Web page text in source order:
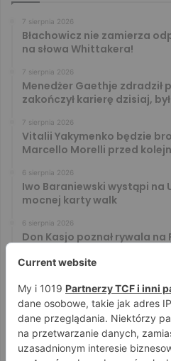
7 sierpnia 2026
Błachowicz nie zamierza
na słowa Whittakera!
7 sierpnia 2026
Menedżer Gaethje zdradził
zakończył karierę dzisiaj,
7 sierpnia 2026
Vitalii Yakymenko będzie
Marcello Morelli przed
6 sierpnia 2026
Iwo Baraniewski wystąpi na
mocnej karty walk
6 sierpnia 2026
Don Kasjo poznał rywala na
Niepokonany Włodarczyk
KSW 122 zmierzy się z Paivą
5 sierpnia 2026
Mateusz DON DIEGO
Kibice typują trzy nazwiska